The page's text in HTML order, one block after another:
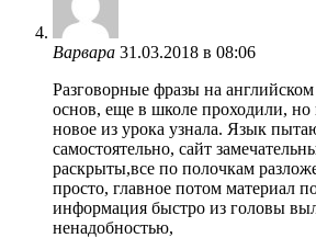
Варвара 31.03.2018 в 08:06
Разговорные фразы на английском
основ, еще в школе проходили, но
новое из урока узнала. Язык
самостоятельно, сайт
раскрыты,все по полочкам
просто, главное потом материал
информация быстро из головы
ненадобностью,